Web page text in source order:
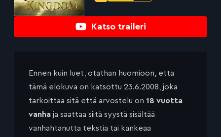
Katso traileri
Ennen kuin luet, otathan huomioon, että
tämä elokuva on katsottu 23.6.2008, joka
tarkoittaa sitä että arvostelu on 18 vuotta
vanha ja saattaa siitä syystä sisältää
vanhahtanutta tekstiä tai kankeaa